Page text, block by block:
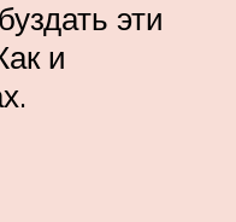
эти
и